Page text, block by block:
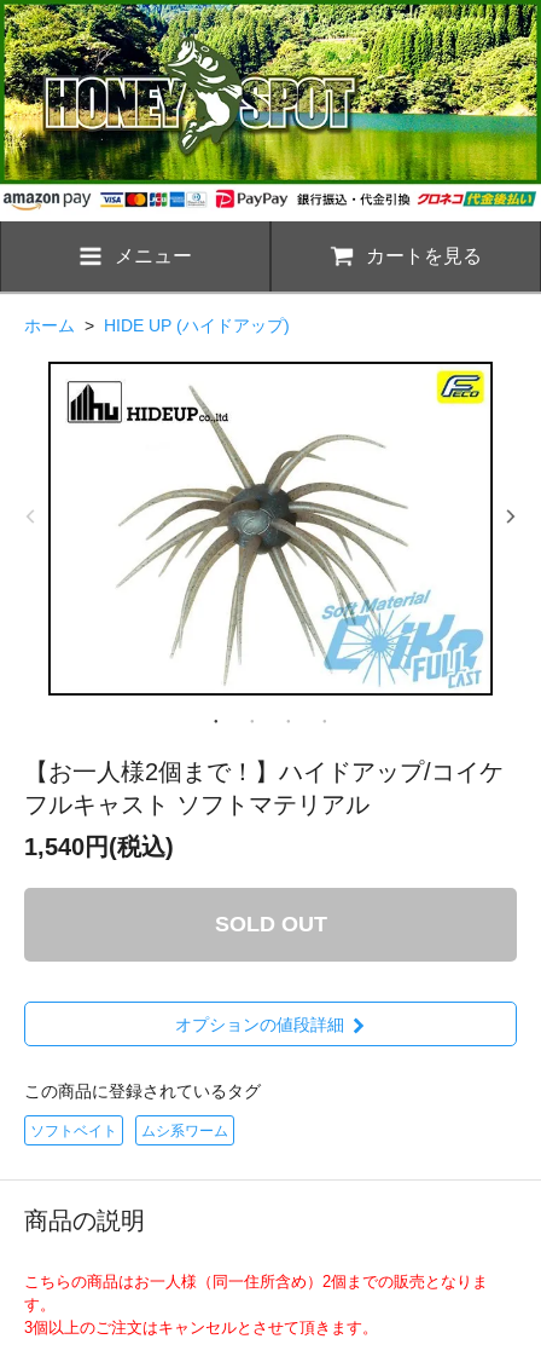
メニュー カートを見る
ホーム > HIDE UP (ハイドアップ)
【お一人様2個まで！】ハイドアップ/コイケ
フルキャスト ソフトマテリアル
1,540円(税込)
SOLD OUT
オプションの値段詳細
この商品に登録されているタグ
ソフトベイト ムシ系ワーム
商品の説明
こちらの商品はお一人様（同一住所含め）2個までの販売となりま
す。
3個以上のご注文はキャンセルとさせて頂きます。